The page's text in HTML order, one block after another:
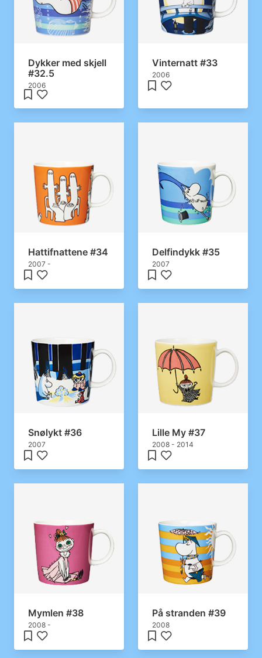
Dykker med skjell
#32.5
2006
Vinternatt #33
2006
Hattifnattene #34
2007 -
Delfindykk #35
2007
Snølykt #36
2007
Lille My #37
2008 - 2014
Mymlen #38
2008 -
På stranden #39
2008